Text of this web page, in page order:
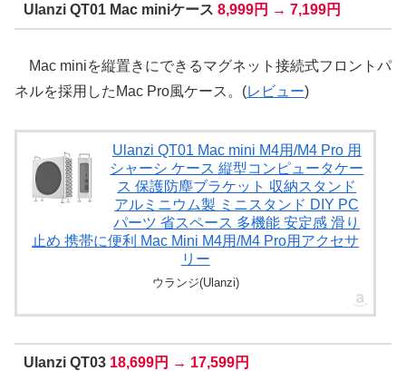
Ulanzi QT01 Mac miniケース 8,999円 → 7,199円
Mac miniを縦置きにできるマグネット接続式フロントパ
ネルを採用したMac Pro風ケース。(レビュー)
Ulanzi QT01 Mac mini M4用/M4 Pro 用
シャーシ ケース 縦型コンピュータケー
ス 保護防塵ブラケット 収納スタンド
アルミニウム製 ミニスタンド DIY PC
パーツ 省スペース 多機能 安定感 滑り
止め 携帯に便利 Mac Mini M4用/M4 Pro用アクセサ
リー
ウランジ(Ulanzi)
Ulanzi QT03 18,699円 → 17,599円